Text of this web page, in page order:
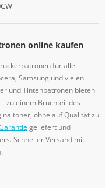
online kaufen
für alle
Samsung und vielen
und Tintenpatronen bieten
zu einem Bruchteil des
ohne auf Qualität zu
geliefert und
Schneller Versand mit